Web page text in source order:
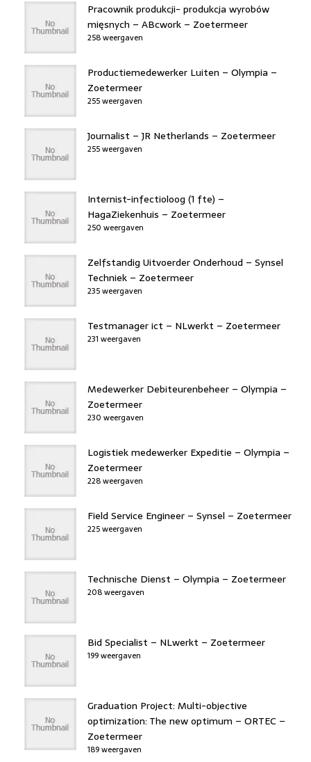
Pracownik produkcji- produkcja wyrobów
mięsnych – ABcwork – Zoetermeer
258 weergaven
Productiemedewerker Luiten – Olympia –
Zoetermeer
255 weergaven
Journalist – JR Netherlands – Zoetermeer
255 weergaven
Internist-infectioloog (1 fte) –
HagaZiekenhuis – Zoetermeer
250 weergaven
Zelfstandig Uitvoerder Onderhoud – Synsel
Techniek – Zoetermeer
235 weergaven
Testmanager ict – NLwerkt – Zoetermeer
231 weergaven
Medewerker Debiteurenbeheer – Olympia –
Zoetermeer
230 weergaven
Logistiek medewerker Expeditie – Olympia –
Zoetermeer
228 weergaven
Field Service Engineer – Synsel – Zoetermeer
225 weergaven
Technische Dienst – Olympia – Zoetermeer
208 weergaven
Bid Specialist – NLwerkt – Zoetermeer
199 weergaven
Graduation Project: Multi-objective
optimization: The new optimum – ORTEC –
Zoetermeer
189 weergaven